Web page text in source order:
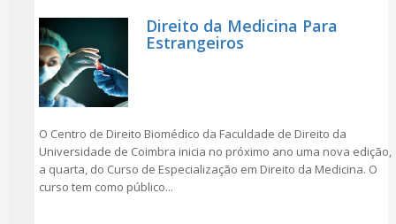
Direito da Medicina Para
Estrangeiros
O Centro de Direito Biomédico da Faculdade de Direito da
Universidade de Coimbra inicia no próximo ano uma nova edição,
a quarta, do Curso de Especialização em Direito da Medicina. O
curso tem como público...